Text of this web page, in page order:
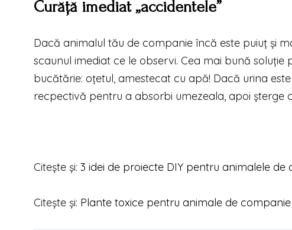
Curăță imediat „accidentele”
Dacă animalul tău de companie încă este puiuț și
scaunul imediat ce le observi. Cea mai bună
bucătărie: oțetul, amestecat cu apă! Dacă urina
recpectivă pentru a absorbi umezeala, apoi șterge
Citește și: 3 idei de proiecte DIY pentru animalele de
Citește și: Plante toxice pentru animale de companie